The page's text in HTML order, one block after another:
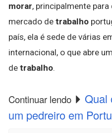
morar, principalmente
mercado de trabalho
país, ela é sede de várias
internacional, o que abre
de trabalho.
Continuar lendo
Qual
um pedreiro em